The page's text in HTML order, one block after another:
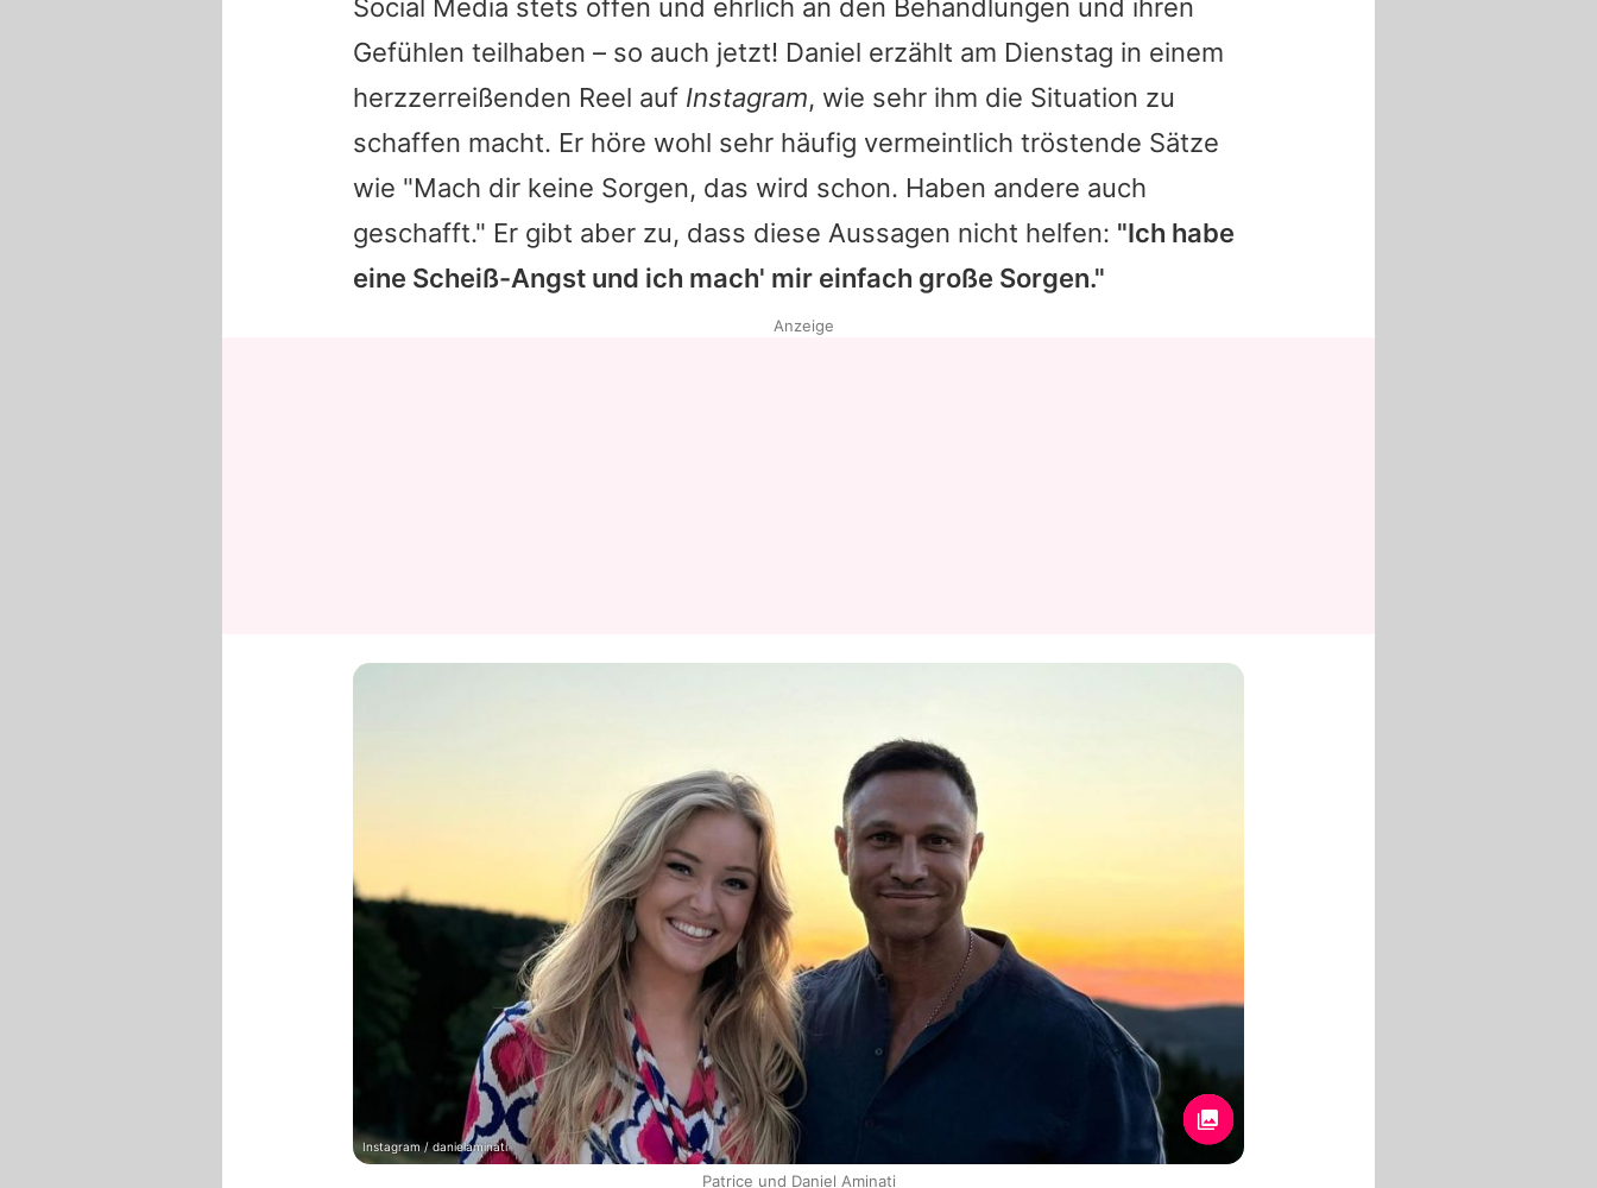
Social Media stets offen und ehrlich an den Behandlungen und ihren
Gefühlen teilhaben – so auch jetzt! Daniel erzählt am Dienstag in einem
herzzerreißenden Reel auf Instagram, wie sehr ihm die Situation zu
schaffen macht. Er höre wohl sehr häufig vermeintlich tröstende Sätze
wie "Mach dir keine Sorgen, das wird schon. Haben andere auch
geschafft." Er gibt aber zu, dass diese Aussagen nicht helfen: "Ich habe
eine Scheiß-Angst und ich mach' mir einfach große Sorgen."
Anzeige
Instagram / danielaminati
Patrice und Daniel Aminati